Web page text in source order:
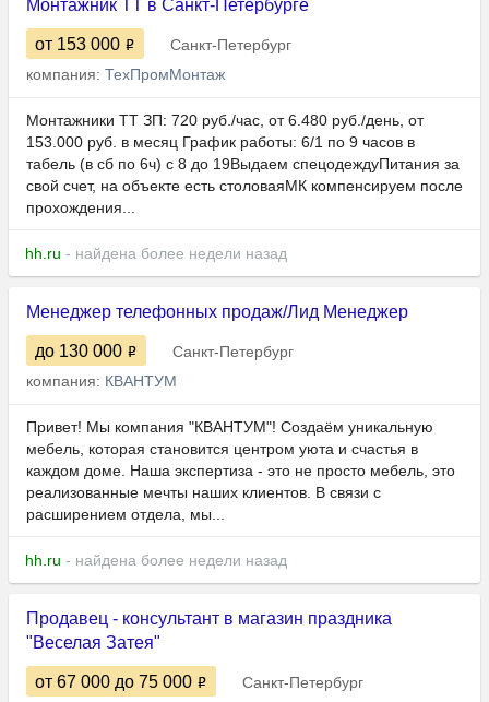
Монтажник ТТ в Санкт-Петербурге
от 153 000
Санкт-Петербург
компания: ТехПромМонтаж
Монтажники ТТ ЗП: 720 руб./час, от 6.480 руб./день, от
153.000 руб. в месяц График работы: 6/1 по 9 часов в
табель (в сб по 6ч) с 8 до 19Выдаем спецодеждуПитания за
свой счет, на объекте есть столоваяМК компенсируем после
прохождения...
hh.ru - найдена более недели назад
Менеджер телефонных продаж/Лид Менеджер
до 130 000
Санкт-Петербург
компания: КВАНТУМ
Привет! Мы компания "КВАНТУМ"! Создаём уникальную
мебель, которая становится центром уюта и счастья в
каждом доме. Наша экспертиза - это не просто мебель, это
реализованные мечты наших клиентов. В связи с
расширением отдела, мы...
hh.ru - найдена более недели назад
Продавец - консультант в магазин праздника
"Веселая Затея"
от 67 000 до 75 000
Санкт-Петербург